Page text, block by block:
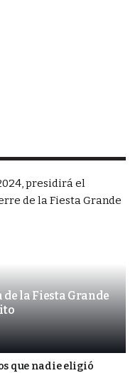
la Fiesta Grande
que nadie eligió